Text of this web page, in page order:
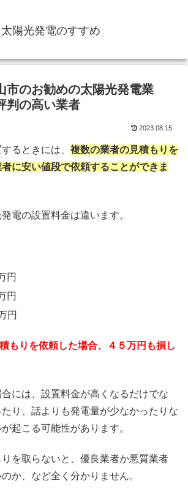
太陽光発電のすすめ
市のお勧めの太陽光発電業
判の高い業者
2023.08.15
るときには、 複数の業者の見積もりを
に安い値段で依頼することができま
電の設置料金は違います。
円
円
円
もりを依頼した場合、４５万円も損し
には、設置料金が高くなるだけでな
り、話よりも発電量が少なかったりな
起こる可能性があります。
りを取らないと、優良業者か悪質業者
か、など全く分かりません。